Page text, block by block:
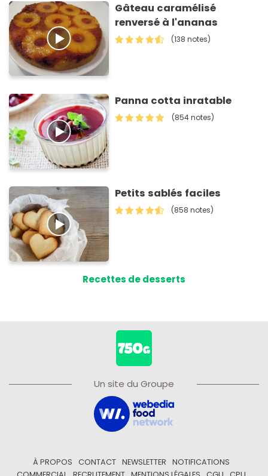
Gâteau caramélisé
renversé à l'ananas
(138 notes)
Panna cotta inratable
(854 notes)
Petits sablés faciles
(858 notes)
Recettes de desserts
Un site du Groupe
À PROPOS CONTACT NEWSLETTER
NOTIFICATIONS